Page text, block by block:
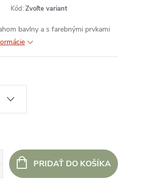
Kód: Zvoľte variant
bavlny a s farebnými prvkami
PRIDAŤ DO KOŠÍKA